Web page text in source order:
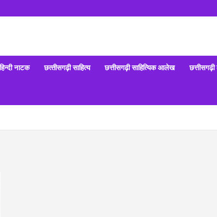
हिन्‍दी नाटक छत्‍तीसगढ़ी साहित्‍य छत्तीसगढ़ी साहित्यिक आलेख